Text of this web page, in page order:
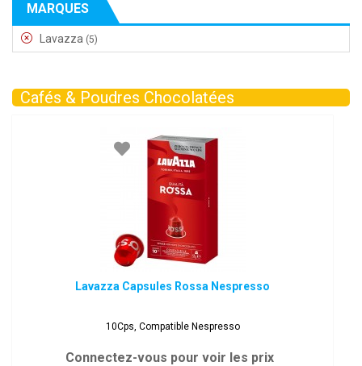
MARQUES
Lavazza (5)
Cafés & Poudres Chocolatées
Lavazza Capsules Rossa Nespresso
10Cps, Compatible Nespresso
Connectez-vous pour voir les prix